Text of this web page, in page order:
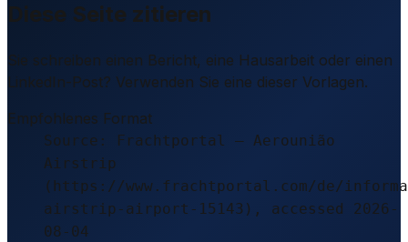
Diese Seite zitieren
Sie schreiben einen Bericht, eine Hausarbeit oder einen
LinkedIn-Post? Verwenden Sie eine dieser Vorlagen.
Empfohlenes Format
Source: Frachtportal – Aerounião
Airstrip
(https://www.frachtportal.com/de/
airstrip-airport-15143), accessed 2026-
08-04